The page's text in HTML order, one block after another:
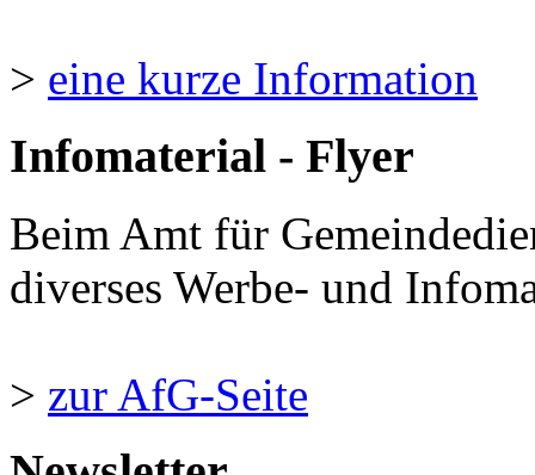
> eine kurze Information
Infomaterial - Flyer
Beim Amt für
diverses Werbe- und
> zur AfG-Seite